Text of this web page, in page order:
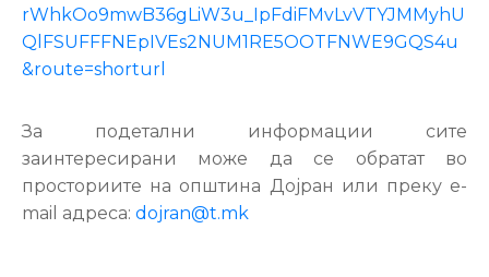
rWhkOo9mwB36gLiW3u_IpFdiFMvLvVTYJMMyhU
QlFSUFFFNEpIVEs2NUM1RE5OOTFNWE9GQS4u
&route=shorturl
За подетални информации сите
заинтересирани може да се обратат во
просториите на општина Дојран или преку e-
mail адреса: dojran@t.mk